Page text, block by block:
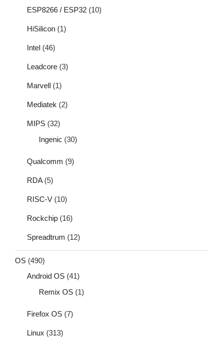
ESP8266 / ESP32 (10)
HiSilicon (1)
Intel (46)
Leadcore (3)
Marvell (1)
Mediatek (2)
MIPS (32)
Ingenic (30)
Qualcomm (9)
RDA(5)
RISC-V (10)
Rockchip (16)
Spreadtrum (12)
OS (490)
Android OS (41)
Remix OS (1)
Firefox OS (7)
Linux (313)